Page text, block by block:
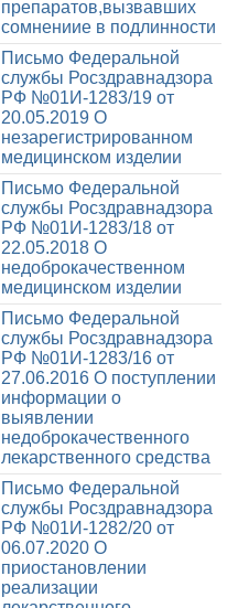
препаратов,вызвавших
сомнениие в подлинности
Письмо Федеральной
службы Росздравнадзора
РФ №01И-1283/19 от
20.05.2019 О
незарегистрированном
медицинском изделии
Письмо Федеральной
службы Росздравнадзора
РФ №01И-1283/18 от
22.05.2018 О
недоброкачественном
медицинском изделии
Письмо Федеральной
службы Росздравнадзора
РФ №01И-1283/16 от
27.06.2016 О поступлении
информации о
выявлении
недоброкачественного
лекарственного средства
Письмо Федеральной
службы Росздравнадзора
РФ №01И-1282/20 от
06.07.2020 О
приостановлении
реализации